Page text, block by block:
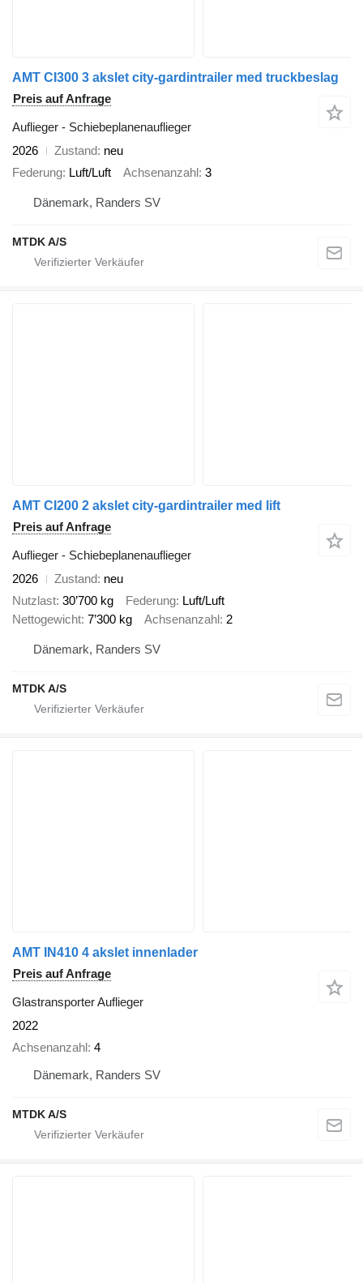
AMT CI300 3 akslet city-gardintrailer med truckbeslag
Preis auf Anfrage
Auflieger - Schiebeplanenauflieger
2026
Zustand neu
Federung Luft/Luft Achsenanzahl 3
Dänemark, Randers SV
MTDK A/S
AMT CI200 2 akslet city-gardintrailer med lift
Preis auf Anfrage
Auflieger - Schiebeplanenauflieger
2026
Zustand neu
Nutzlast 30’700 kg Federung Luft/Luft
Nettogewicht 7’300 kg Achsenanzahl 2
Dänemark, Randers SV
MTDK A/S
AMT IN410 4 akslet innenlader
Preis auf Anfrage
Glastransporter Auflieger
2022
Achsenanzahl 4
Dänemark, Randers SV
MTDK A/S